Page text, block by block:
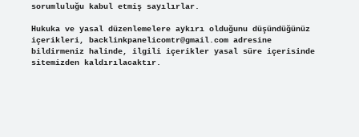
sorumluluğu kabul etmiş sayılırlar.
Hukuka ve yasal düzenlemelere aykırı olduğunu düşündüğünüz
içerikleri,
backlinkpanelicomtr@gmail.comadresine
bildirmeniz halinde, ilgili içerikler yasal süre içerisinde
sitemizden kaldırılacaktır.